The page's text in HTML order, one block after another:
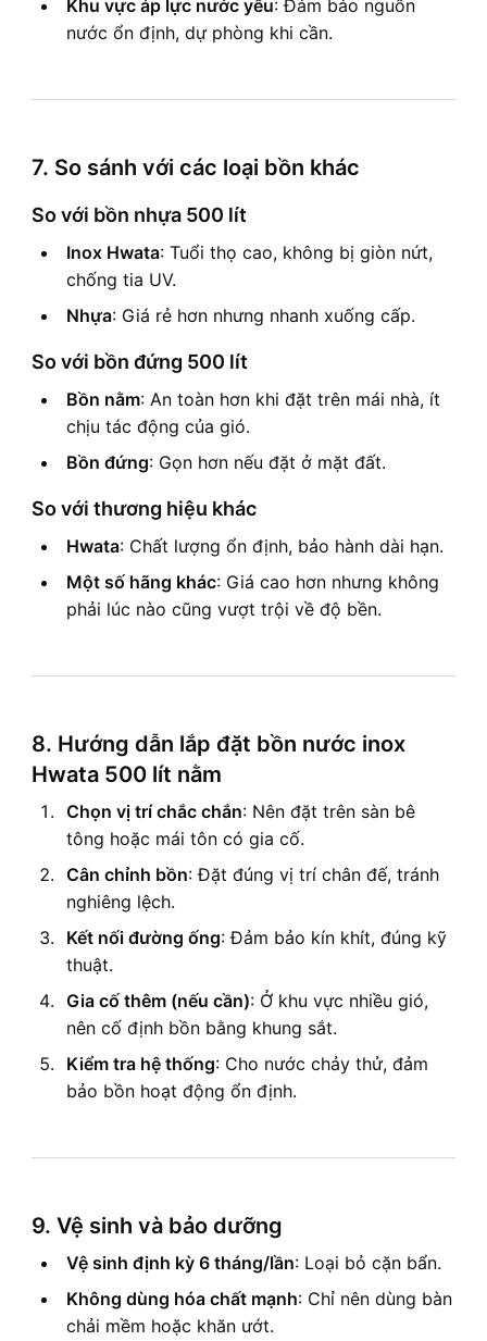
Khu vực áp lực nước yếu: Đảm bảo nguồn
nước ổn định, dự phòng khi cần.
7. So sánh với các loại bồn khác
So với bồn nhựa 500 lít
Inox Hwata: Tuổi thọ cao, không bị giòn nứt,
chống tia UV.
Nhựa: Giá rẻ hơn nhưng nhanh xuống cấp.
So với bồn đứng 500 lít
Bồn nằm: An toàn hơn khi đặt trên mái nhà, ít
chịu tác động của gió.
Bồn đứng: Gọn hơn nếu đặt ở mặt đất.
So với thương hiệu khác
Hwata: Chất lượng ổn định, bảo hành dài hạn.
Một số hãng khác: Giá cao hơn nhưng không
phải lúc nào cũng vượt trội về độ bền.
8. Hướng dẫn lắp đặt bồn nước inox
Hwata 500 lít nằm
Chọn vị trí chắc chắn: Nên đặt trên sàn bê
tông hoặc mái tôn có gia cố.
Cân chỉnh bồn: Đặt đúng vị trí chân đế, tránh
nghiêng lệch.
Kết nối đường ống: Đảm bảo kín khít, đúng kỹ
thuật.
Gia cố thêm (nếu cần): Ở khu vực nhiều gió,
nên cố định bồn bằng khung sắt.
Kiểm tra hệ thống: Cho nước chảy thử, đảm
bảo bồn hoạt động ổn định.
9. Vệ sinh và bảo dưỡng
Vệ sinh định kỳ 6 tháng/lần: Loại bỏ cặn bẩn.
Không dùng hóa chất mạnh: Chỉ nên dùng bàn
chải mềm hoặc khăn ướt.